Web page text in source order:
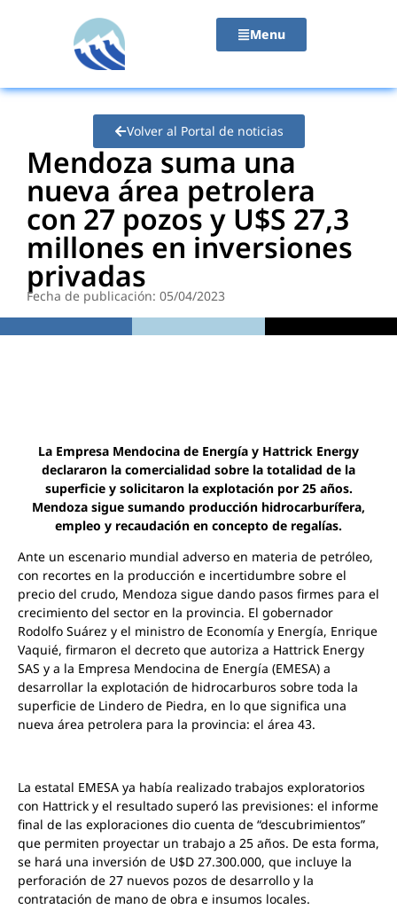
Menu
Volver al Portal de noticias
Mendoza suma una
nueva área petrolera
con 27 pozos y U$S 27,3
millones en inversiones
privadas
Fecha de publicación: 05/04/2023
La Empresa Mendocina de Energía y Hattrick Energy
declararon la comercialidad sobre la totalidad de la
superficie y solicitaron la explotación por 25 años.
Mendoza sigue sumando producción hidrocarburífera,
empleo y recaudación en concepto de regalías.
Ante un escenario mundial adverso en materia de petróleo,
con recortes en la producción e incertidumbre sobre el
precio del crudo, Mendoza sigue dando pasos firmes para el
crecimiento del sector en la provincia. El gobernador
Rodolfo Suárez y el ministro de Economía y Energía, Enrique
Vaquié, firmaron el decreto que autoriza a Hattrick Energy
SAS y a la Empresa Mendocina de Energía (EMESA) a
desarrollar la explotación de hidrocarburos sobre toda la
superficie de Lindero de Piedra, en lo que significa una
nueva área petrolera para la provincia: el área 43.
La estatal EMESA ya había realizado trabajos exploratorios
con Hattrick y el resultado superó las previsiones: el informe
final de las exploraciones dio cuenta de “descubrimientos”
que permiten proyectar un trabajo a 25 años. De esta forma,
se hará una inversión de U$D 27.300.000, que incluye la
perforación de 27 nuevos pozos de desarrollo y la
contratación de mano de obra e insumos locales.